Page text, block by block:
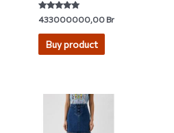
Rated
5.00
out of 5
433000000,00Br
Buy product